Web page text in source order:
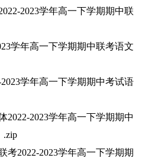
2023学年高一下学期期中联
学年高一下学期期中联考语文
学年高一下学期期中考试语
2023学年高一下学期期中
.zip
2022-2023学年高一下学期期